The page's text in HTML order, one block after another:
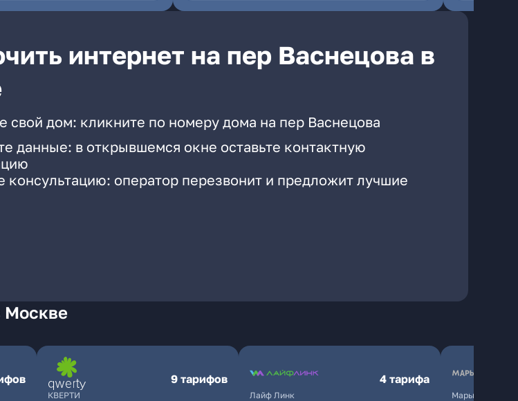
интернет на пер Васнецова в
свой дом: кликните по номеру дома на пер Васнецова
данные: в открывшемся окне оставьте контактную
консультацию: оператор перезвонит и предложит лучшие
Москве
КВЕРТИ
9 тарифов
Лайф Линк
4 тарифа
Марьино.нет